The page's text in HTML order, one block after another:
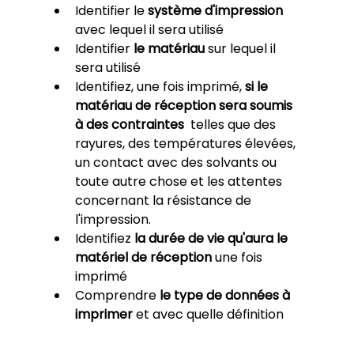
Identifier le système d'impression
avec lequel il sera utilisé
Identifier le matériau sur lequel il
sera utilisé
Identifiez, une fois imprimé, si le
matériau de réception sera soumis
à des contraintes telles que des
rayures, des températures élevées,
un contact avec des solvants ou
toute autre chose et les attentes
concernant la résistance de
l'impression.
Identifiez la durée de vie qu'aura le
matériel de réception une fois
imprimé
Comprendre le type de données à
imprimer et avec quelle définition